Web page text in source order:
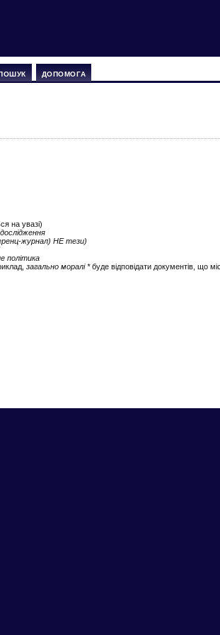
ДОПОМОГА
на увазі)
журнал) НЕ тези)
політика
загально моралі *буде відповідати документів, що